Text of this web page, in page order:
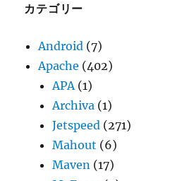
ブ
カテゴリー
Android (7)
Apache (402)
APA(1)
Archiva (1)
Jetspeed (271)
Mahout (6)
Maven (17)